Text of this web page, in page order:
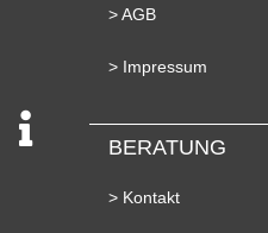
> AGB
> Impressum
BERATUNG
> Kontakt